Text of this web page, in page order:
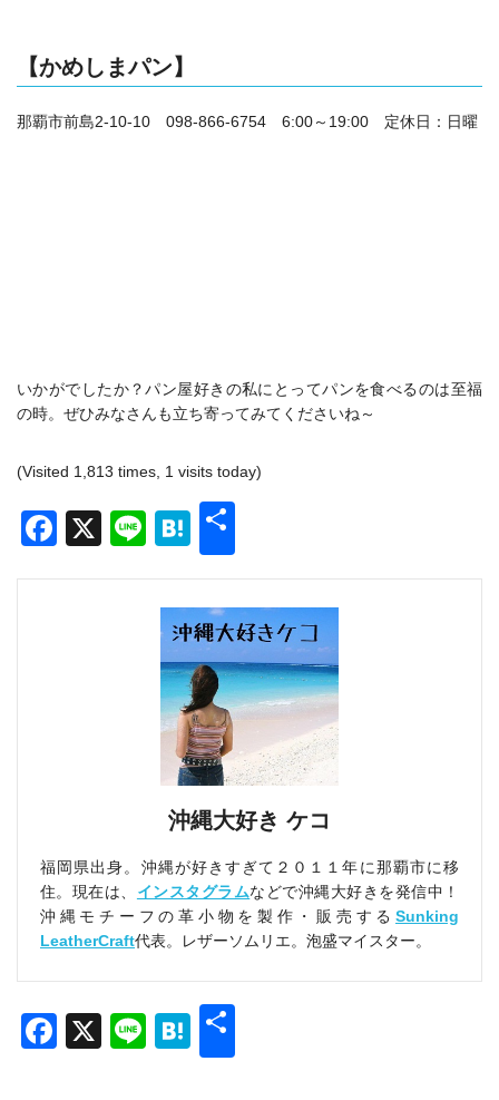
【かめしまパン】
那覇市前島2‐10‐10 098-866-6754 6:00～19:00 定休日：日曜
いかがでしたか？パン屋好きの私にとってパンを食べるのは至福
の時。ぜひみなさんも立ち寄ってみてくださいね～
(Visited 1,813 times, 1 visits today)
Facebook
X LineHatena
沖縄大好き ケコ
福岡県出身。沖縄が好きすぎて２０１１年に那覇市に移
住。現在は、 インスタグラムなどで沖縄大好きを発信中！
沖縄モチーフの革小物を製作・販売する Sunking
LeatherCraft代表。レザーソムリエ。泡盛マイスター。
Facebook
X LineHatena